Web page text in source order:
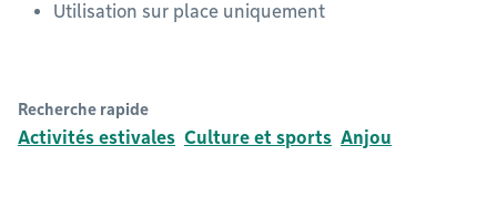
Utilisation sur place uniquement
Recherche rapide
Activités estivales Culture et sports Anjou